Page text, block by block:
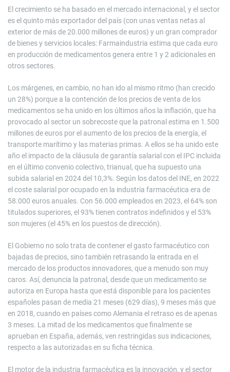
El crecimiento se ha basado en el mercado internacional, y el sector
es el quinto más exportador del país (con unas ventas netas al
exterior de más de 20.000 millones de euros) y un gran comprador
de bienes y servicios locales: Farmaindustria estima que cada euro
en producción de medicamentos genera entre 1 y 2 adicionales en
otros sectores.
Los márgenes, en cambio, no han ido al mismo ritmo (han crecido
un 28%) porque a la contención de los precios de venta de los
medicamentos se ha unido en los últimos años la inflación, que ha
provocado al sector un sobrecoste que la patronal estima en 1.500
millones de euros por el aumento de los precios de la energía, el
transporte marítimo y las materias primas. A ellos se ha unido este
año el impacto de la cláusula de garantía salarial con el IPC incluida
en el último convenio colectivo, trianual, que ha supuesto una
subida salarial en 2024 del 10,3%. Según los datos del INE, en 2022
el coste salarial por ocupado en la industria farmacéutica era de
58.000 euros anuales. Con 56.000 empleados en 2023, el 64% son
titulados superiores, el 93% tienen contratos indefinidos y el 53%
son mujeres (el 45% en los puestos de dirección).
El Gobierno no solo trata de contener el gasto farmacéutico con
bajadas de precios, sino también retrasando la entrada en el
mercado de los productos innovadores, que a menudo son muy
caros. Así, denuncia la patronal, desde que un medicamento se
autoriza en Europa hasta que está disponible para los pacientes
españoles pasan de media 21 meses (629 días), 9 meses más que
en 2018, cuando en países como Alemania el retraso es de apenas
3 meses. La mitad de los medicamentos que finalmente se
aprueban en España, además, ven restringidas sus indicaciones,
respecto a las autorizadas en su ficha técnica.
El motor de la industria farmacéutica es la innovación, y el sector